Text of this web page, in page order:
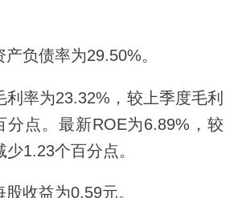
债率为29.50%。
率为23.32%，较上季度毛利
分点。最新ROE为6.89%，较
1.23个百分点。
益为0.59元。